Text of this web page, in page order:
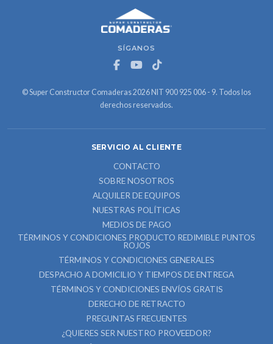
SÍGANOS
© Super Constructor Comaderas 2026 NIT 900 925 006 - 9. Todos los
derechos reservados.
SERVICIO AL CLIENTE
CONTACTO
SOBRE NOSOTROS
ALQUILER DE EQUIPOS
NUESTRAS POLÍTICAS
MEDIOS DE PAGO
TÉRMINOS Y CONDICIONES PRODUCTO REDIMIBLE PUNTOS
ROJOS
TÉRMINOS Y CONDICIONES GENERALES
DESPACHO A DOMICILIO Y TIEMPOS DE ENTREGA
TÉRMINOS Y CONDICIONES ENVÍOS GRATIS
DERECHO DE RETRACTO
PREGUNTAS FRECUENTES
¿QUIERES SER NUESTRO PROVEEDOR?